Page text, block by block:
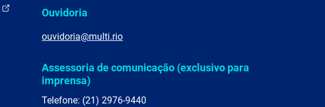
Ouvidoria
ouvidoria@multi.rio
Assessoria de comunicação (exclusivo para
imprensa)
Telefone: (21) 2976-9440